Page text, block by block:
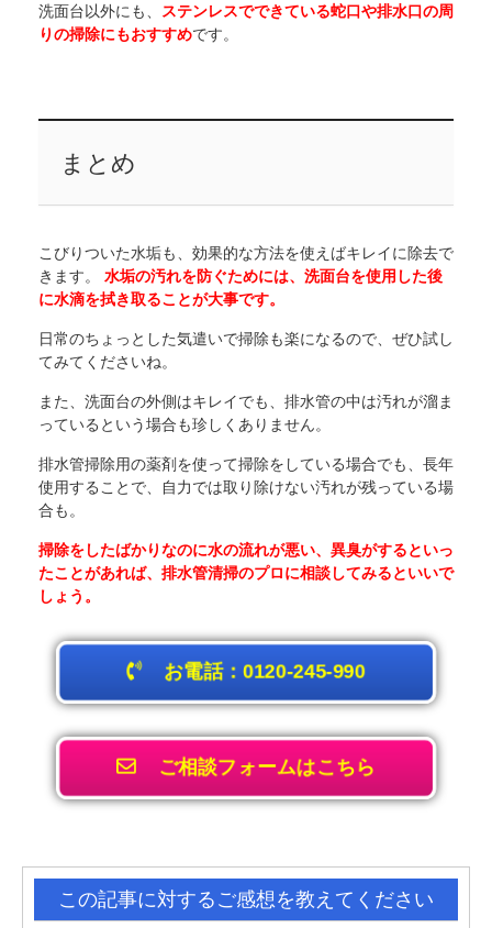
洗面台以外にも、
ステンレスでできている蛇口や排水口の周
りの掃除にもおすすめです。
まとめ
こびりついた水垢も、効果的な方法を使えばキレイに除去で
きます。 水垢の汚れを防ぐためには、洗面台を使用した後
に水滴を拭き取ることが大事です。
日常のちょっとした気遣いで掃除も楽になるので、ぜひ試し
てみてくださいね。
また、洗面台の外側はキレイでも、排水管の中は汚れが溜ま
っているという場合も珍しくありません。
排水管掃除用の薬剤を使って掃除をしている場合でも、長年
使用することで、自力では取り除けない汚れが残っている場
合も。
掃除をしたばかりなのに水の流れが悪い、異臭がするといっ
たことがあれば、排水管清掃のプロに相談してみるといいで
しょう。
お電話：0120-245-990
ご相談フォームはこちら
この記事に対するご感想を教えてください